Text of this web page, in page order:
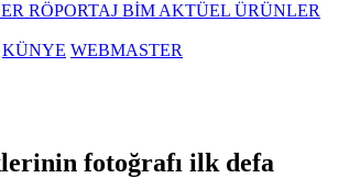
RÖPORTAJ BİM AKTÜEL ÜRÜNLER
KÜNYE WEBMASTER
fotoğrafı ilk defa